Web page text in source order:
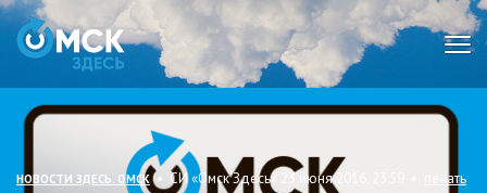
НОВОСТИ ЗДЕСЬ. ОМСК• СИ «Омск Здесь» 23 июня 2016, 23:59 • печать